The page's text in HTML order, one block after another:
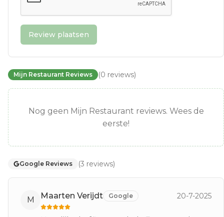
Review plaatsen
Mijn Restaurant Reviews (0 reviews)
Nog geen Mijn Restaurant reviews. Wees de
eerste!
Google Reviews (3 reviews)
M Maarten Verijdt Google 20-7-2025